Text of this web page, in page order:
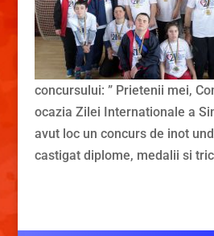
concursului: ” Prietenii mei,
ocazia Zilei Internationale a
avut loc un concurs de inot
castigat diplome, medalii si